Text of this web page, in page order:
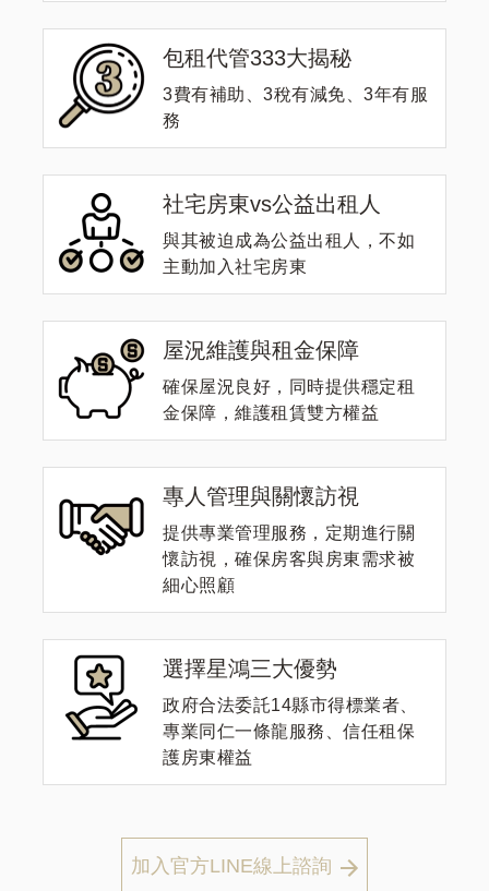
包租代管333大揭秘
3費有補助、3稅有減免、3年有服
務
社宅房東vs公益出租人
與其被迫成為公益出租人，不如
主動加入社宅房東
屋況維護與租金保障
確保屋況良好，同時提供穩定租
金保障，維護租賃雙方權益
專人管理與關懷訪視
提供專業管理服務，定期進行關
懷訪視，確保房客與房東需求被
細心照顧
選擇星鴻三大優勢
政府合法委託14縣市得標業者、
專業同仁一條龍服務、信任租保
護房東權益
加入官方LINE線上諮詢